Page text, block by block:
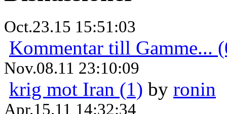
Oct.23.15 15:51:03
Kommentar till Gamme...
Nov.08.11 23:10:09
krig mot Iran (1) by ronin
Apr.15.11 14:32:34